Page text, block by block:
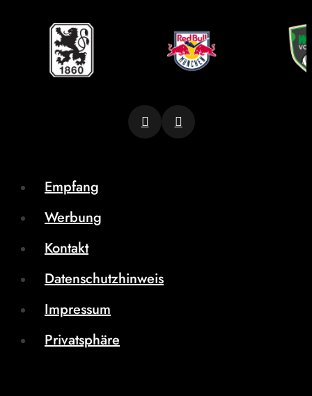
Empfang
Werbung
Kontakt
Datenschutzhinweis
Impressum
Privatsphäre